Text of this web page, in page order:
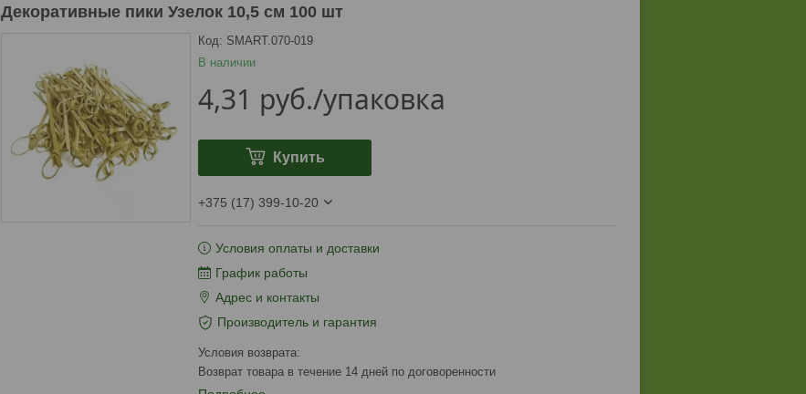
Декоративные пики Узелок 10,5 см 100 шт
В наличии
Код: SMART.070-019
4,31 руб./упаковка
Купить
+375 (17) 399-10-20
Условия оплаты и доставки
График работы
Адрес и контакты
Производитель и гарантия
возврат товара в течение 14 дней по договоренности